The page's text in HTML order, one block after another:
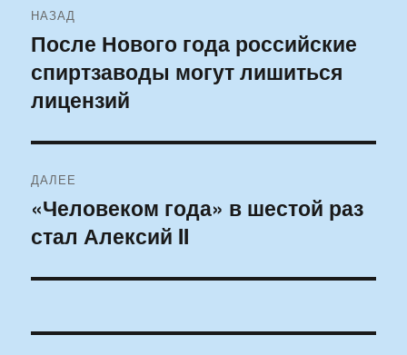
по
записям
НАЗАД
Предыдущая
запись:
После Нового года российские
спиртзаводы могут лишиться
лицензий
ДАЛЕЕ
Следующая
запись:
«Человеком года» в шестой раз
стал Алексий II